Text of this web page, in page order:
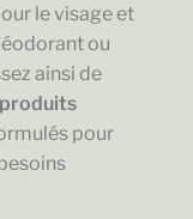
le visage et
ou
ainsi de
produits
pour